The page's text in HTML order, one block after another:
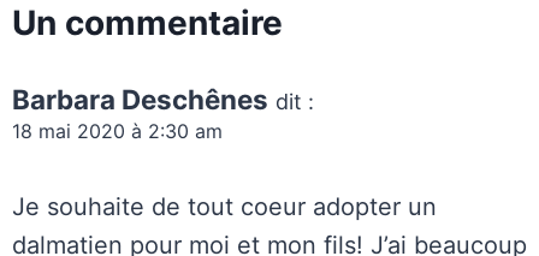
Un commentaire
Barbara Deschênes dit :
18 mai 2020 à 2:30 am
Je souhaite de tout coeur adopter un
dalmatien pour moi et mon fils! J’ai beaucoup